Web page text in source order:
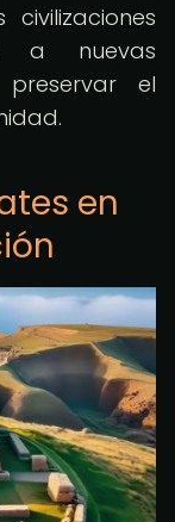
a nuevas
el
en